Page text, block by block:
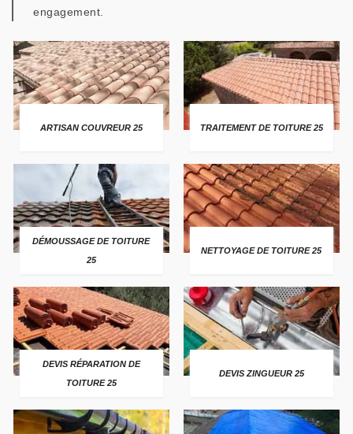
engagement.
ARTISAN COUVREUR 25 TRAITEMENT DE TOITURE 25
DÉMOUSSAGE DE TOITURE
25
NETTOYAGE DE TOITURE 25
DEVIS RÉPARATION DE
TOITURE 25
DEVIS ZINGUEUR 25